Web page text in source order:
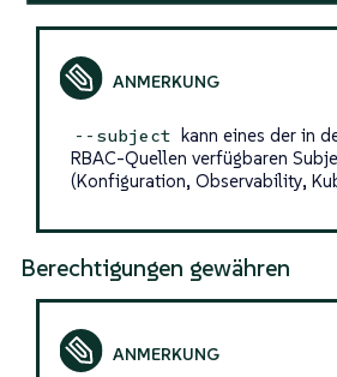
--subject kann eines der in
RBAC-Quellen verfügbaren
(Konfiguration, Observability,
Berechtigungen gewähren